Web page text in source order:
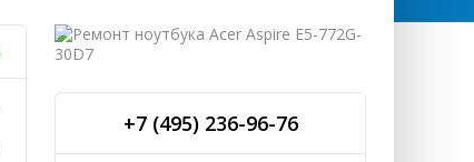
+7 (495) 236-96-76